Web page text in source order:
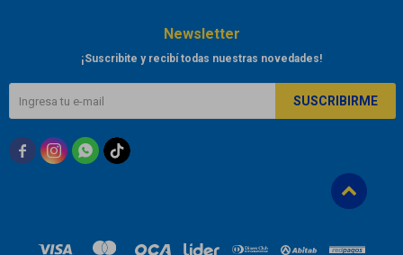
Newsletter
¡Suscribite y recibí todas nuestras novedades!
SUSCRIBIRME
  